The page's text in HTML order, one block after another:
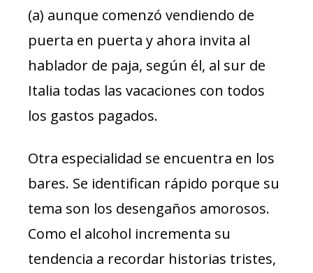
(a) aunque comenzó vendiendo de
puerta en puerta y ahora invita al
hablador de paja, según él, al sur de
Italia todas las vacaciones con todos
los gastos pagados.
Otra especialidad se encuentra en los
bares. Se identifican rápido porque su
tema son los desengaños amorosos.
Como el alcohol incrementa su
tendencia a recordar historias tristes,